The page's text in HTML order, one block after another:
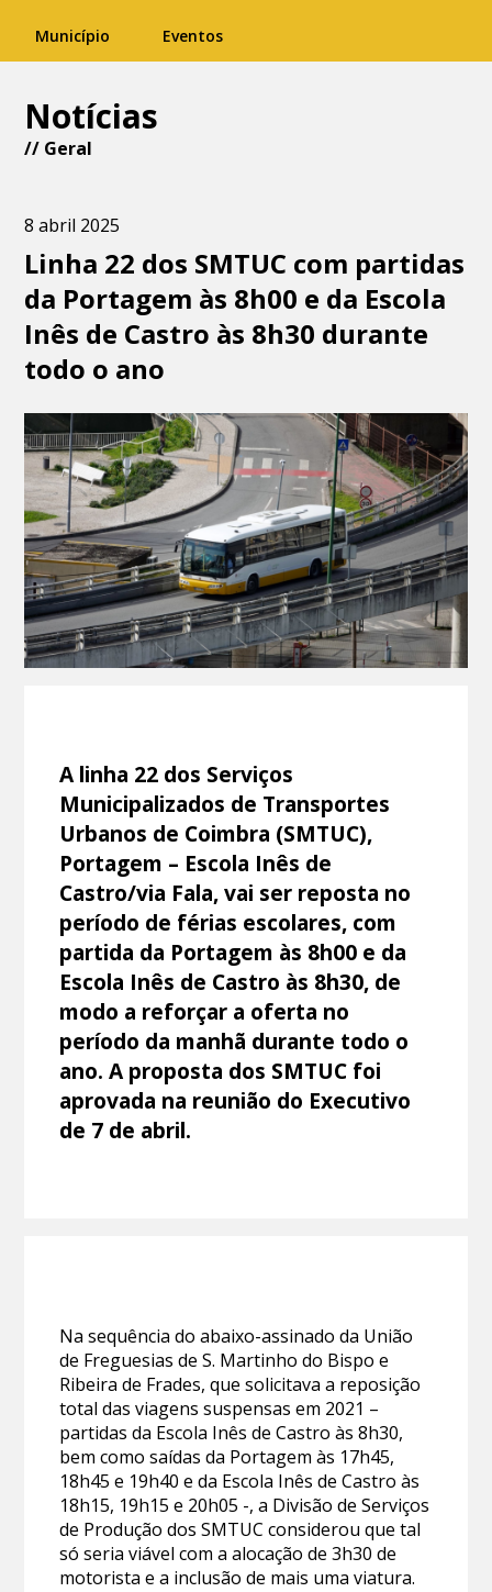
Município Eventos
Notícias
// Geral
8 abril 2025
Linha 22 dos SMTUC com partidas
da Portagem às 8h00 e da Escola
Inês de Castro às 8h30 durante
todo o ano
A linha 22 dos Serviços
Municipalizados de Transportes
Urbanos de Coimbra (SMTUC),
Portagem – Escola Inês de
Castro/via Fala, vai ser reposta no
período de férias escolares, com
partida da Portagem às 8h00 e da
Escola Inês de Castro às 8h30, de
modo a reforçar a oferta no
período da manhã durante todo o
ano. A proposta dos SMTUC foi
aprovada na reunião do Executivo
de 7 de abril.
Na sequência do abaixo-assinado da União
de Freguesias de S. Martinho do Bispo e
Ribeira de Frades, que solicitava a reposição
total das viagens suspensas em 2021 –
partidas da Escola Inês de Castro às 8h30,
bem como saídas da Portagem às 17h45,
18h45 e 19h40 e da Escola Inês de Castro às
18h15, 19h15 e 20h05 -, a Divisão de Serviços
de Produção dos SMTUC considerou que tal
só seria viável com a alocação de 3h30 de
motorista e a inclusão de mais uma viatura.